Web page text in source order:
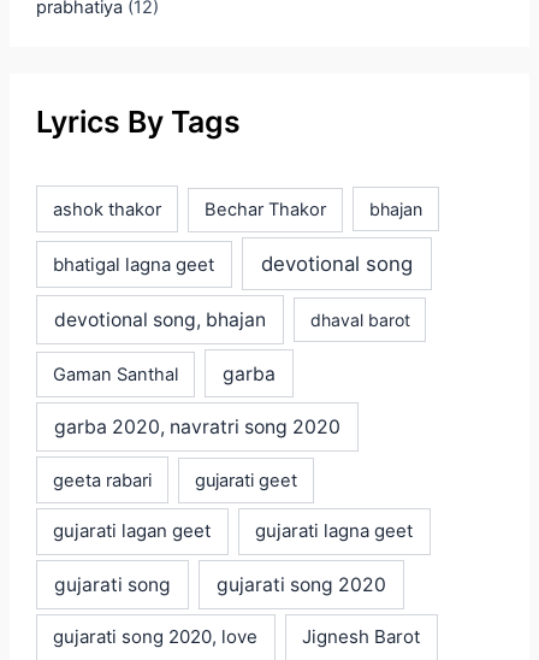
prabhatiya (12)
Lyrics By Tags
ashok thakor Bechar Thakor bhajan
bhatigal lagna geet devotional song
devotional song, bhajan dhaval barot
Gaman Santhal garba
garba 2020, navratri song 2020
geeta rabari gujarati geet
gujarati lagan geet gujarati lagna geet
gujarati song gujarati song 2020
gujarati song 2020, love Jignesh Barot